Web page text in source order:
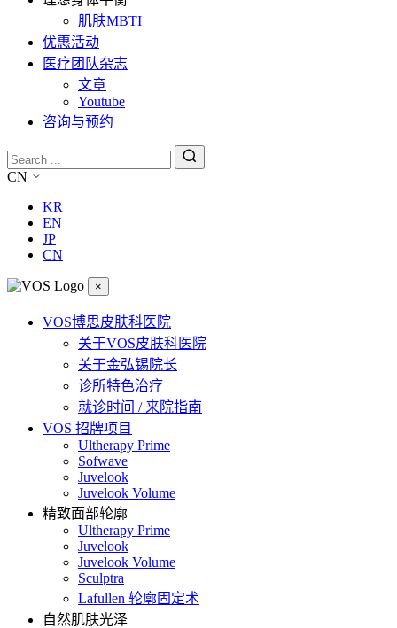
肌肤MBTI
优惠活动
医疗团队杂志
文章
Youtube
咨询与预约
CN
KR
EN
JP
CN
×
VOS博思皮肤科医院
关于VOS皮肤科医院
关于金弘锡院长
诊所特色治疗
就诊时间 / 来院指南
VOS 招牌项目
Ultherapy Prime
Sofwave
Juvelook
Juvelook Volume
精致面部轮廓
Ultherapy Prime
Juvelook
Juvelook Volume
Sculptra
Lafullen 轮廓固定术
自然肌肤光泽